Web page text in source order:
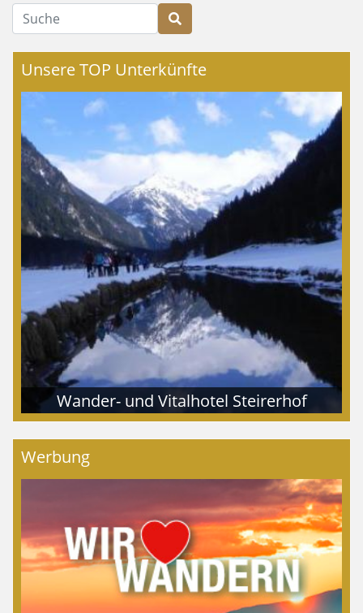
Suche
Unsere TOP Unterkünfte
Wander- und Vitalhotel Steirerhof
Werbung